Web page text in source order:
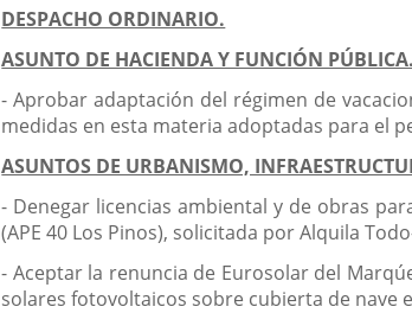
DESPACHO ORDINARIO.
ASUNTO DE HACIENDA Y FUNCIÓN PÚBLICA.
- Aprobar adaptación del régimen de
medidas en esta materia adoptadas para el
ASUNTOS DE URBANISMO,
- Denegar licencias ambiental y de obras
(APE 40 Los Pinos), solicitada por Alquila
- Aceptar la renuncia de Eurosolar del
solares fotovoltaicos sobre cubierta de nave